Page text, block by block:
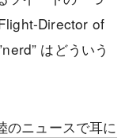
Director of
はどういう
のニュースで耳に